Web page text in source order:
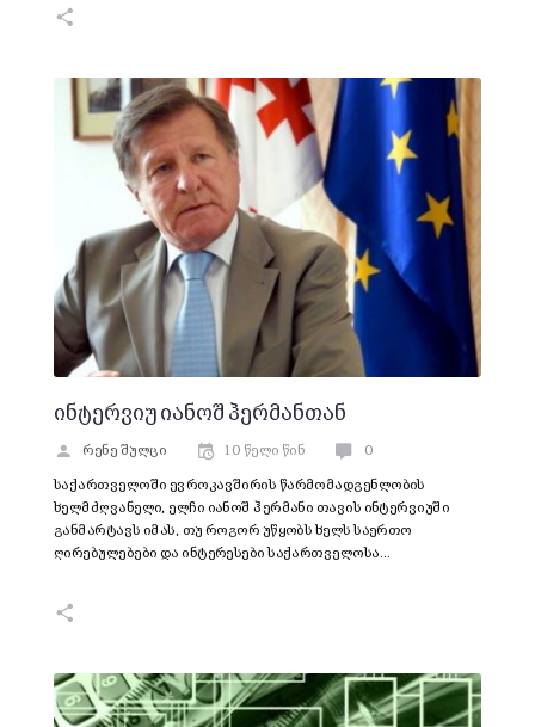
ინტერვიუ იანოშ ჰერმანთან
რენე შულცი 10 წელი წინ 0
საქართველოში ევროკავშირის წარმომადგენლობის
ხელმძღვანელი, ელჩი იანოშ ჰერმანი თავის ინტერვიუში
განმარტავს იმას, თუ როგორ უწყობს ხელს საერთო
ღირებულებები და ინტერესები საქართველოსა…